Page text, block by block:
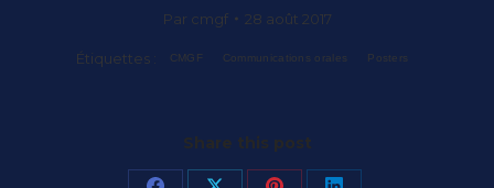
Par cmgf 28 août 2017
Étiquettes : CMGF Communications orales Posters
Share this post